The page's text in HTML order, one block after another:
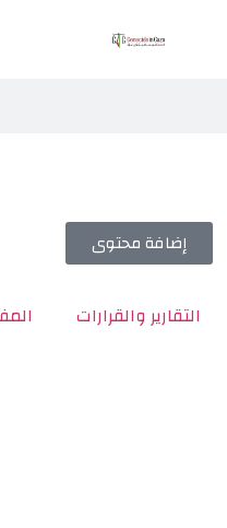
إضافة محتوى
التقارير والقرارات